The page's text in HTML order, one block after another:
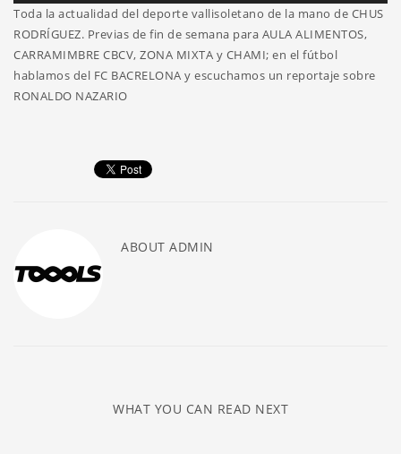
audio
Toda la actualidad del deporte vallisoletano de la mano de CHUS
RODRÍGUEZ. Previas de fin de semana para AULA ALIMENTOS,
CARRAMIMBRE CBCV, ZONA MIXTA y CHAMI; en el fútbol
hablamos del FC BACRELONA y escuchamos un reportaje sobre
RONALDO NAZARIO
ABOUT ADMIN
WHAT YOU CAN READ NEXT